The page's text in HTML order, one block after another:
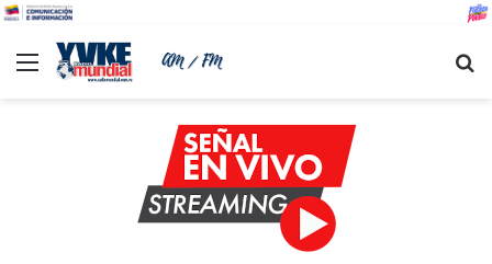
Menu